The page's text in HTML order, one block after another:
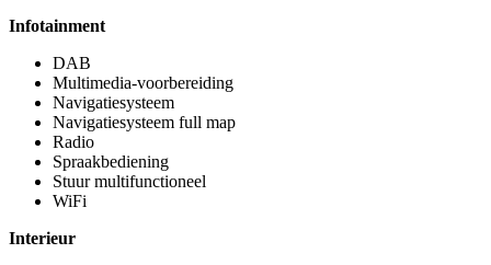
Infotainment
DAB
Multimedia-voorbereiding
Navigatiesysteem
Navigatiesysteem full map
Radio
Spraakbediening
Stuur multifunctioneel
WiFi
Interieur